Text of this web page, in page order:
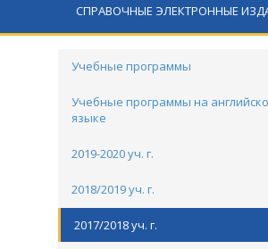
СПРАВОЧНЫЕ ЭЛЕКТРОННЫЕ
Учебные программы
Учебные программы на
языке
2019-2020 уч. г.
2018/2019 уч. г.
2017/2018 уч. г.